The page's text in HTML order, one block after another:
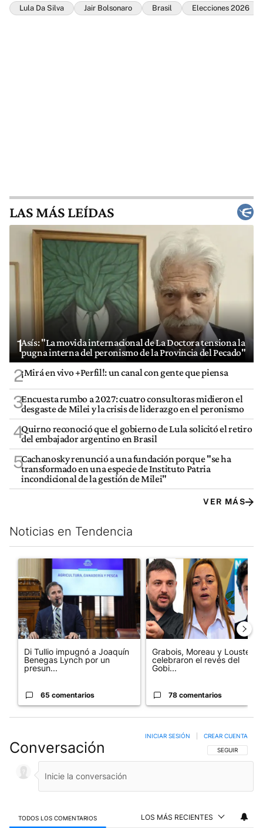
Lula Da Silva Jair Bolsonaro Brasil Elecciones 2026
LAS MÁS LEÍDAS
1Asís: "La movida internacional de La Doctora tensiona la
pugna interna del peronismo de la Provincia del Pecado"
2¡Mirá en vivo +Perfil!: un canal con gente que piensa
3Encuesta rumbo a 2027: cuatro consultoras midieron el
desgaste de Milei y la crisis de liderazgo en el peronismo
4Quirno reconoció que el gobierno de Lula solicitó el retiro
del embajador argentino en Brasil
5Cachanosky renunció a una fundación porque "se ha
transformado en una especie de Instituto Patria
incondicional de la gestión de Milei"
VER MÁS
Noticias en Tendencia
Este listado muestra los artículos con más comentarios en los
Un artículo de tendencia con el título "Di Tullio impugnó a
Di Tullio impugnó a Joaquín
Benegas Lynch por un
presun...
65 comentarios
Un artículo de tendencia con
Grabois, Moreau y Lousteau
celebraron el revés del
Gobi...
78 comentarios
Conversación SIGA ESTA
SEGUIR
INICIAR SESIÓN CREAR CUENTA
TODOS LOS COMENTARIOS LOS MÁS RECIENTES